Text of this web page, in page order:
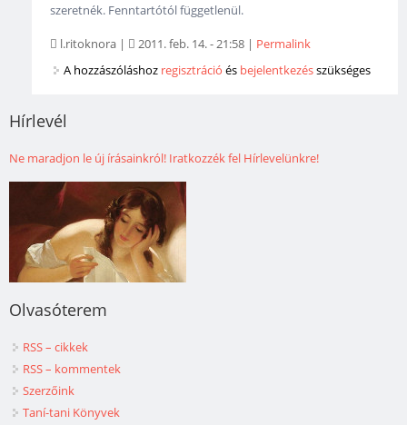
szeretnék. Fenntartótól függetlenül.
l.ritoknora | 2011. feb. 14. - 21:58 | Permalink
A hozzászóláshoz regisztráció és bejelentkezésszükséges
Hírlevél
Ne maradjon le új írásainkról! Iratkozzék fel Hírlevelünkre!
Olvasóterem
RSS – cikkek
RSS – kommentek
Szerzőink
Taní-tani Könyvek